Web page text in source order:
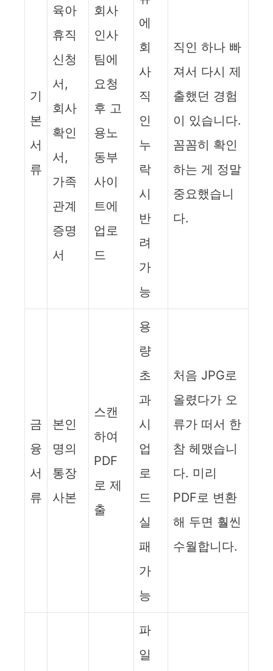
기
본
서
류
육아
휴직
신청
서,
회사
확인
서,
가족
관계
증명
서
회사
인사
팀에
요청
후 고
용노
동부
사이
트에
업로
드
에
회
사
직
인
누
락
시
반
려
가
능
직인 하나 빠
져서 다시 제
출했던 경험
이 있습니다.
꼼꼼히 확인
하는 게 정말
중요했습니
다.
금
융
서
류
본인
명의
통장
사본
스캔
하여
PDF
로 제
출
용
량
초
과
시
업
로
드
실
패
가
능
처음 JPG로
올렸다가 오
류가 떠서 한
참 헤맸습니
다. 미리
PDF로 변환
해 두면 훨씬
수월합니다.
파
일